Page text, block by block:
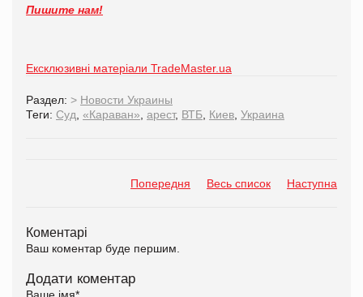
Пишите нам!
Ексклюзивні матеріали TradeMaster.ua
Раздел: > Новости Украины
Теги: Суд «Караван» арест, ВТБ Киев Украина
Попередня Весь список Наступна
Коментарі
Ваш коментар буде першим.
Додати коментар